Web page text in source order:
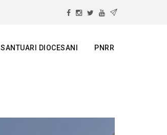
SANTUARI DIOCESANI PNRR